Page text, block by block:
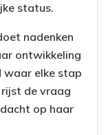
status.
nadenken
ontwikkeling
waar elke stap
de vraag
op haar